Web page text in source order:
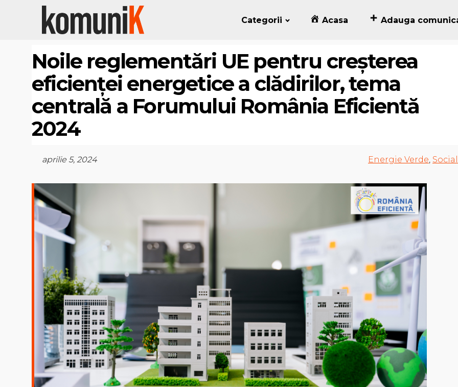
Categorii Acasa Adauga
Noile reglementări UE pentru creșterea
eficienței energetice a clădirilor, tema
centrală a Forumului România Eficientă
2024
aprilie 5, 2024 Energie Verde, Social